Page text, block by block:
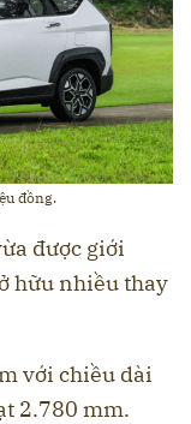
đồng.
được giới
hữu nhiều thay
với chiều dài
2.780 mm.